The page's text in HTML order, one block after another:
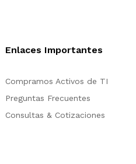
Enlaces Importantes
Compramos Activos de TI
Preguntas Frecuentes
Consultas & Cotizaciones